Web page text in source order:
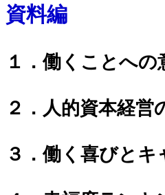
資料編
１．働くことへ
２．人的資本経営
３．働く喜びと